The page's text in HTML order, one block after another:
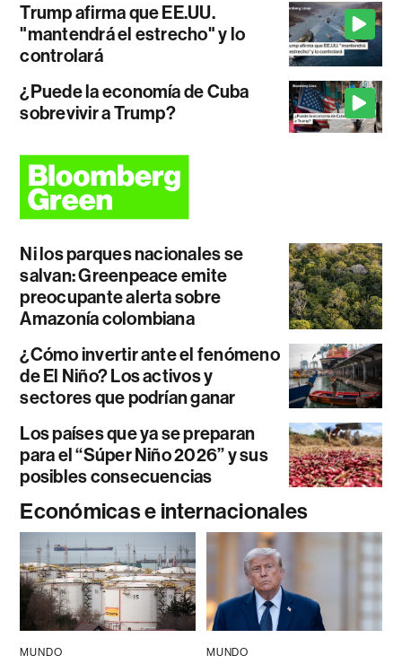
Trump afirma que EE.UU.
"mantendrá el estrecho" y lo
controlará
¿Puede la economía de Cuba
sobrevivir a Trump?
Ni los parques nacionales se
salvan: Greenpeace emite
preocupante alerta sobre
Amazonía colombiana
¿Cómo invertir ante el fenómeno
de El Niño? Los activos y
sectores que podrían ganar
Los países que ya se preparan
para el “Súper Niño 2026” y sus
posibles consecuencias
Económicas e internacionales
MUNDO MUNDO